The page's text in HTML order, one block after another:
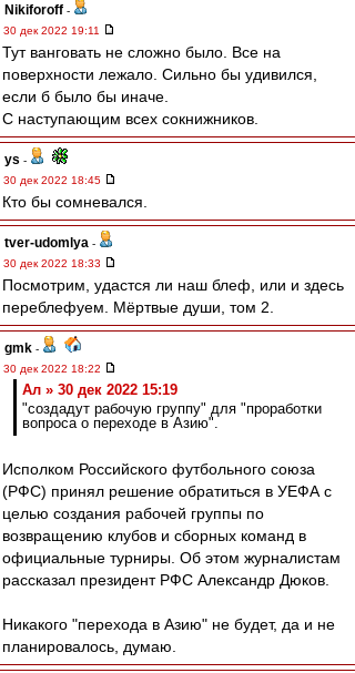
Nikiforoff -
30 дек 2022 19:11
Тут ванговать не сложно было. Все на
поверхности лежало. Сильно бы удивился,
если б было бы иначе.
С наступающим всех сокнижников.
ys -
30 дек 2022 18:45
Кто бы сомневался.
tver-udomlya -
30 дек 2022 18:33
Посмотрим, удастся ли наш блеф, или и здесь
переблефуем. Мёртвые души, том 2.
gmk -
30 дек 2022 18:22
Ал » 30 дек 2022 15:19
"создадут рабочую группу" для "проработки
вопроса о переходе в Азию".
Исполком Российского футбольного союза
(РФС) принял решение обратиться в УЕФА с
целью создания рабочей группы по
возвращению клубов и сборных команд в
официальные турниры. Об этом журналистам
рассказал президент РФС Александр Дюков.
Никакого "перехода в Азию" не будет, да и не
планировалось, думаю.